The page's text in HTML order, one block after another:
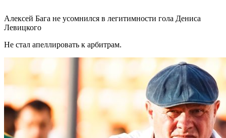
Алексей Бага не усомнился в легитимности гола Дениса
Левицкого
Не стал апеллировать к арбитрам.